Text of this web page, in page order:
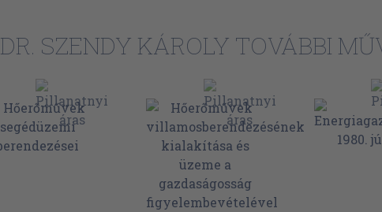
DR. SZENDY KÁROLY TOVÁBBI